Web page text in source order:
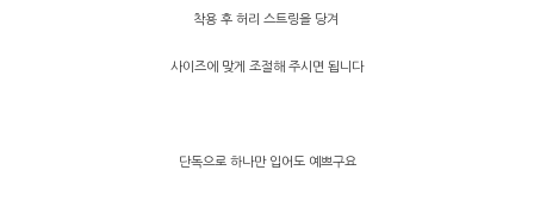
착용 후 허리 스트링을 당겨
사이즈에 맞게 조절해 주시면 됩니다
단독으로 하나만 입어도 예쁘구요